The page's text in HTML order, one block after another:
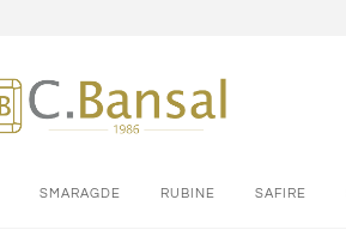
SMARAGDE RUBINE SAFIRE